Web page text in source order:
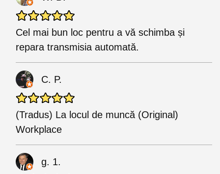
Cel mai bun loc pentru a vă schimba și
repara transmisia automată.
C. P.
(Tradus) La locul de muncă (Original)
Workplace
g. 1.